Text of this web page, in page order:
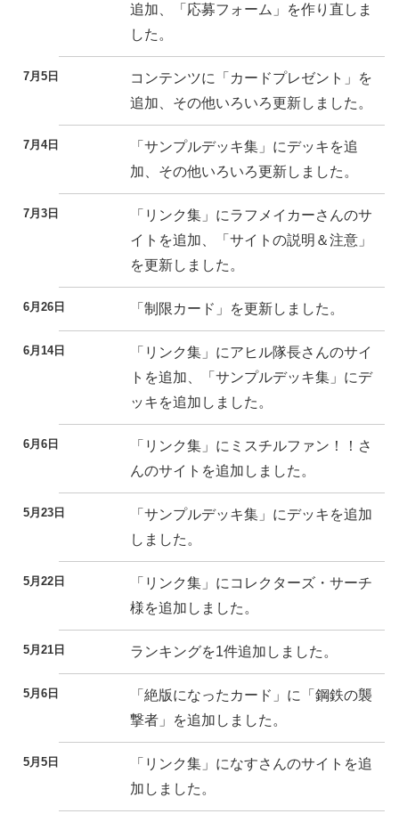
追加、「応募フォーム」を作り直しま
した。
7月5日
コンテンツに「カードプレゼント」を
追加、その他いろいろ更新しました。
7月4日
「サンプルデッキ集」にデッキを追
加、その他いろいろ更新しました。
7月3日
「リンク集」にラフメイカーさんのサ
イトを追加、「サイトの説明＆注意」
を更新しました。
6月26日 「制限カード」を更新しました。
6月14日
「リンク集」にアヒル隊長さんのサイ
トを追加、「サンプルデッキ集」にデ
ッキを追加しました。
6月6日
「リンク集」にミスチルファン！！さ
んのサイトを追加しました。
5月23日
「サンプルデッキ集」にデッキを追加
しました。
5月22日
「リンク集」にコレクターズ・サーチ
様を追加しました。
5月21日 ランキングを1件追加しました。
5月6日
「絶版になったカード」に「鋼鉄の襲
撃者」を追加しました。
5月5日
「リンク集」になすさんのサイトを追
加しました。